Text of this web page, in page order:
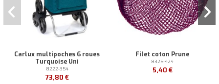
Carlux multipoches 6 roues
Turquoise Uni
8222-354
73,80 €
Filet coton Prune
8325-424
5,40 €